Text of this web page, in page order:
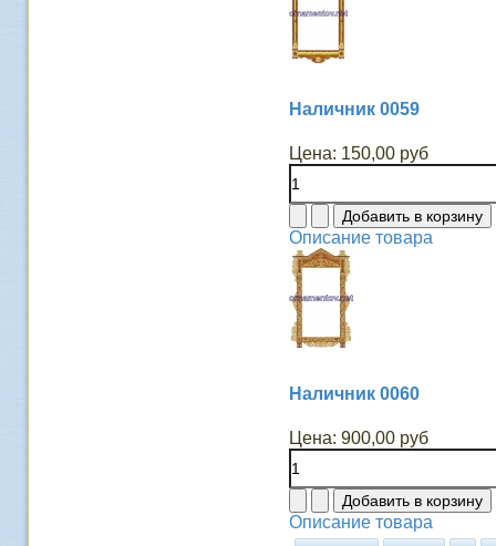
Наличник 0059
Цена: 150,00 руб
Описание товара
Наличник 0060
Цена: 900,00 руб
Описание товара